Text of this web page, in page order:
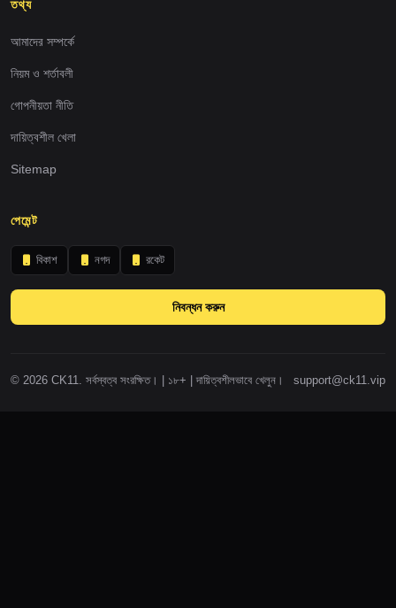
তথ্য
আমাদের সম্পর্কে
নিয়ম ও শর্তাবলী
গোপনীয়তা নীতি
দায়িত্বশীল খেলা
Sitemap
পেমেন্ট
বিকাশ নগদ রকেট
নিবন্ধন করুন
© 2026 CK11. সর্বস্বত্ব সংরক্ষিত। | ১৮+ | দায়িত্বশীলভাবে খেলুন। support@ck11.vip